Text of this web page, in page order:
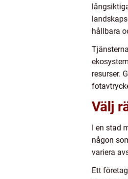
hållbara
resurser.
Välj
I en stad
någon
variera
Ett